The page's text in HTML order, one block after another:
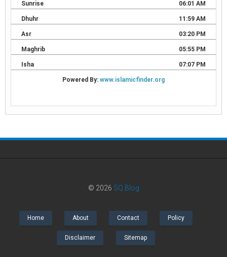
© 2026 SQ Blog
Home About Contact Policy
Disclaimer Sitemap